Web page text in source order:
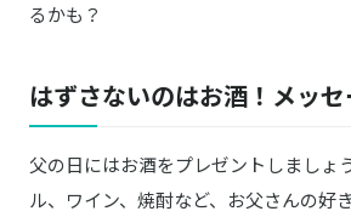
るかも？
はずさないのはお酒！メッ
父の日にはお酒をプレゼントしましょ
ル、ワイン、焼酎など、お父さんの好